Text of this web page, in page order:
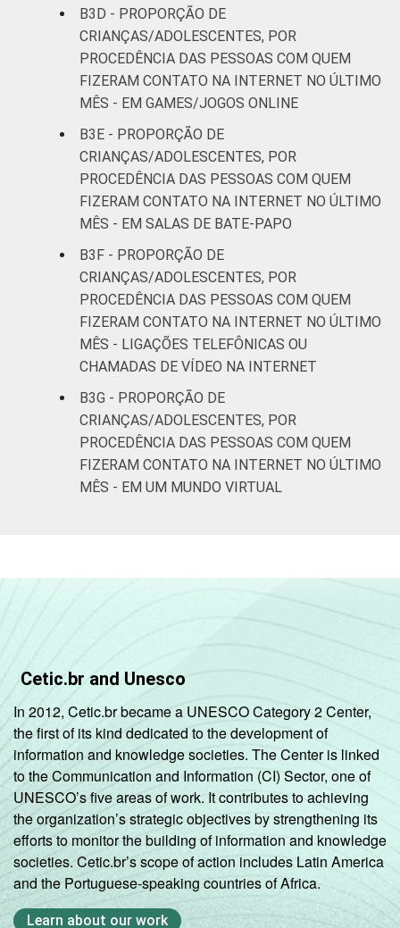
B3D - PROPORÇÃO DE
CRIANÇAS/ADOLESCENTES, POR
PROCEDÊNCIA DAS PESSOAS COM QUEM
FIZERAM CONTATO NA INTERNET NO ÚLTIMO
MÊS - EM GAMES/JOGOS ONLINE
B3E - PROPORÇÃO DE
CRIANÇAS/ADOLESCENTES, POR
PROCEDÊNCIA DAS PESSOAS COM QUEM
FIZERAM CONTATO NA INTERNET NO ÚLTIMO
MÊS - EM SALAS DE BATE-PAPO
B3F - PROPORÇÃO DE
CRIANÇAS/ADOLESCENTES, POR
PROCEDÊNCIA DAS PESSOAS COM QUEM
FIZERAM CONTATO NA INTERNET NO ÚLTIMO
MÊS - LIGAÇÕES TELEFÔNICAS OU
CHAMADAS DE VÍDEO NA INTERNET
B3G - PROPORÇÃO DE
CRIANÇAS/ADOLESCENTES, POR
PROCEDÊNCIA DAS PESSOAS COM QUEM
FIZERAM CONTATO NA INTERNET NO ÚLTIMO
MÊS - EM UM MUNDO VIRTUAL
Cetic.br and Unesco
In 2012, Cetic.br became a UNESCO Category 2 Center,
the first of its kind dedicated to the development of
information and knowledge societies. The Center is linked
to the Communication and Information (CI) Sector, one of
UNESCO’s five areas of work. It contributes to achieving
the organization’s strategic objectives by strengthening its
efforts to monitor the building of information and knowledge
societies. Cetic.br’s scope of action includes Latin America
and the Portuguese-speaking countries of Africa.
Learn about our work